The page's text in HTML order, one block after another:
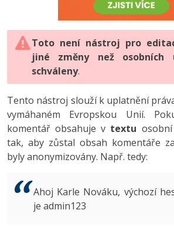
HTML5, CSS3, Bootstrap, SEO
SQL a databáze
Testování a verzování
UML a návrhové vzory
React
Spring
ASP.NET MVC
PHP
JavaScript
Python
HTML / CSS
UML a návrhové vzory
MySQL/MariaDB
MS-SQL
Vývojář mobilních aplikací
C# Game developer
Tester
Systémový administrátor
3D grafik
-80%
JavaScript -80%
PHP -80%
Swift -80%
Kotlin -80%
VB.NET
Digitální gramotnost
Marketing
WordPress
SEO
UX
Business
Copywriting
Photoshop -80%
Adobe Illustrator -80%
Adobe Lightroom
Adobe XD
Adobe InDesign -25%
Adobe After Effects
Inkscape
Toto není nástroj pro
jiné změny než osobních
schváleny.
Tento nástroj slouží k uplatnění
vymáhaném Evropskou Unií.
komentář obsahuje v textu
tak, aby zůstal obsah komentáře
byly anonymizovány. Např. tedy:
Ahoj Karle Nováku, výchozí
je admin123